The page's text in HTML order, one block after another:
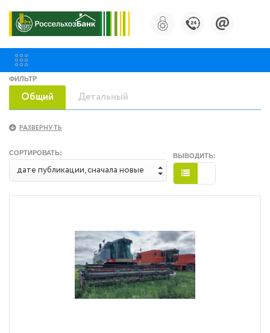
ФИЛЬТР
Общий Детальный
РАЗВЕРНУТЬ
СОРТИРОВАТЬ:
дате публикации, сначала новые
ВЫВОДИТЬ:
